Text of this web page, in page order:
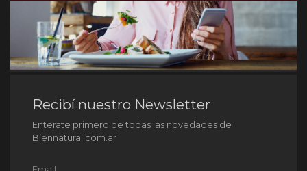
Recibí nuestro Newsletter
Enterate primero de todas las novedades de
Biennatural.com.ar